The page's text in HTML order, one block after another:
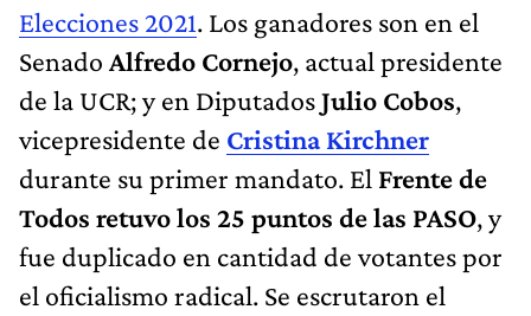
Elecciones 2021. Los ganadores son en el
Senado Alfredo Cornejo, actual presidente
de la UCR; y en DiputadosJulio Cobos,
vicepresidente de Cristina Kirchner
durante su primer mandato. El Frente de
Todos retuvo los 25 puntos de las PASO, y
fue duplicado en cantidad de votantes por
el oficialismo radical. Se escrutaron el